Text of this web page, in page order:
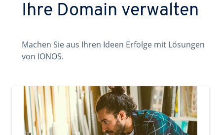
Ihre Domain verwalten
Machen Sie aus Ihren Ideen Erfolge mit Lösungen
von IONOS.